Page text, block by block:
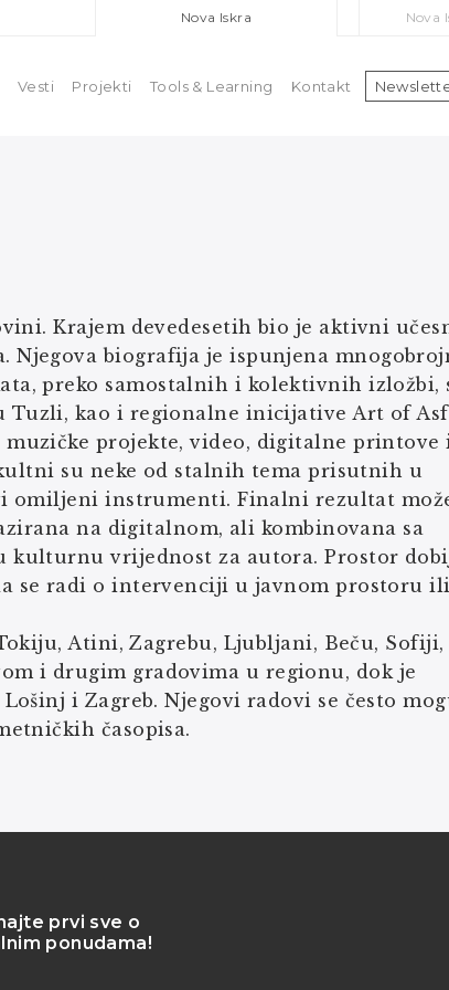
Nova Iskra Nova
Vesti Projekti Tools & Learning Kontakt
Krajem devedesetih bio je aktivni
Njegova biografija je ispunjena
preko samostalnih i kolektivnih izložbi,
Tuzli, kao i regionalne inicijative Art of
projekte, video, digitalne printove
su neke od stalnih tema prisutnih u
omiljeni instrumenti. Finalni rezultat
na digitalnom, ali kombinovana sa
vrijednost za autora. Prostor
se radi o intervenciji u javnom prostoru ili
Atini, Zagrebu, Ljubljani, Beču, Sofiji,
i drugim gradovima u regionu, dok je
i Zagreb. Njegovi radovi se često
časopisa.
prvi sve o
ponudama!